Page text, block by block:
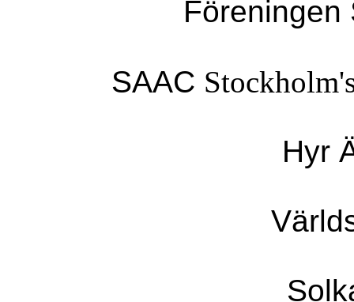
Föreningen
SAAC
Hyr